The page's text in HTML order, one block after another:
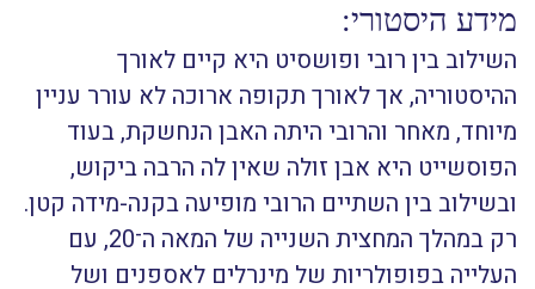
מידע היסטורי:
השילוב בין רובי ופושסיט היא קיים לאורך
ההיסטוריה, אך לאורך תקופה ארוכה לא עורר עניין
מיוחד, מאחר והרובי היתה האבן הנחשקת, בעוד
הפוסשייט היא אבן זולה שאין לה הרבה ביקוש,
ובשילוב בין השתיים הרובי מופיעה בקנה-מידה קטן.
רק במהלך המחצית השנייה של המאה ה־20, עם
העלייה בפופולריות של מינרלים לאספנים ושל